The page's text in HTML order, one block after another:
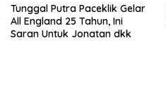
Tunggal Putra Paceklik Gelar
All England 25 Tahun, Ini
Saran Untuk Jonatan dkk